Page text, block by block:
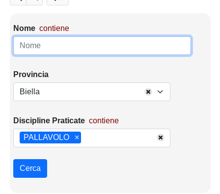
Nome contiene
Provincia
Biella
Discipline Praticate contiene
×
PALLAVOLO
Cerca